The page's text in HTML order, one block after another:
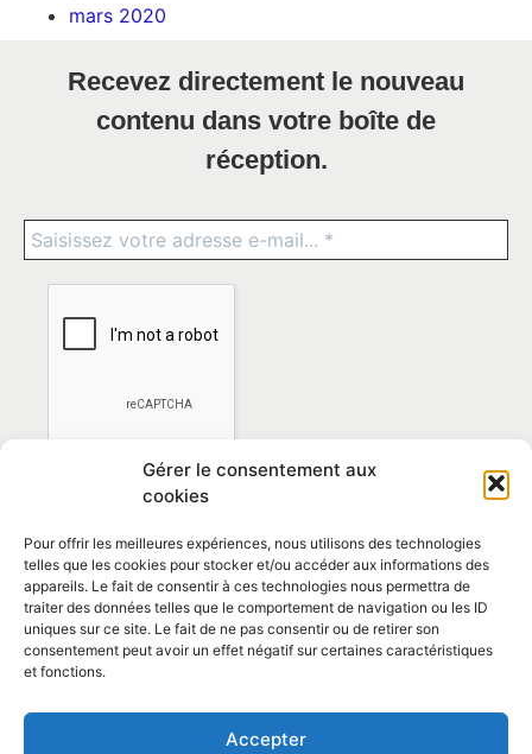
Gérer le consentement aux
cookies
Pour offrir les meilleures expériences, nous utilisons des technologies
telles que les cookies pour stocker et/ou accéder aux informations des
appareils. Le fait de consentir à ces technologies nous permettra de
traiter des données telles que le comportement de navigation ou les ID
uniques sur ce site. Le fait de ne pas consentir ou de retirer son
consentement peut avoir un effet négatif sur certaines caractéristiques
et fonctions.
Accepter
mars 2020
Recevez directement le nouveau
contenu dans votre boîte de
réception.
*En vous abonnant vous acceptez lapolitique de
confidentialité
Contact et horaires